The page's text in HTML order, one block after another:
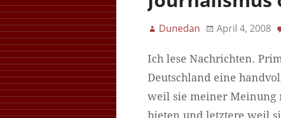
Dunedan April 4, 2008
Ich lese Nachrichten.
Deutschland eine
weil sie meiner Meinung